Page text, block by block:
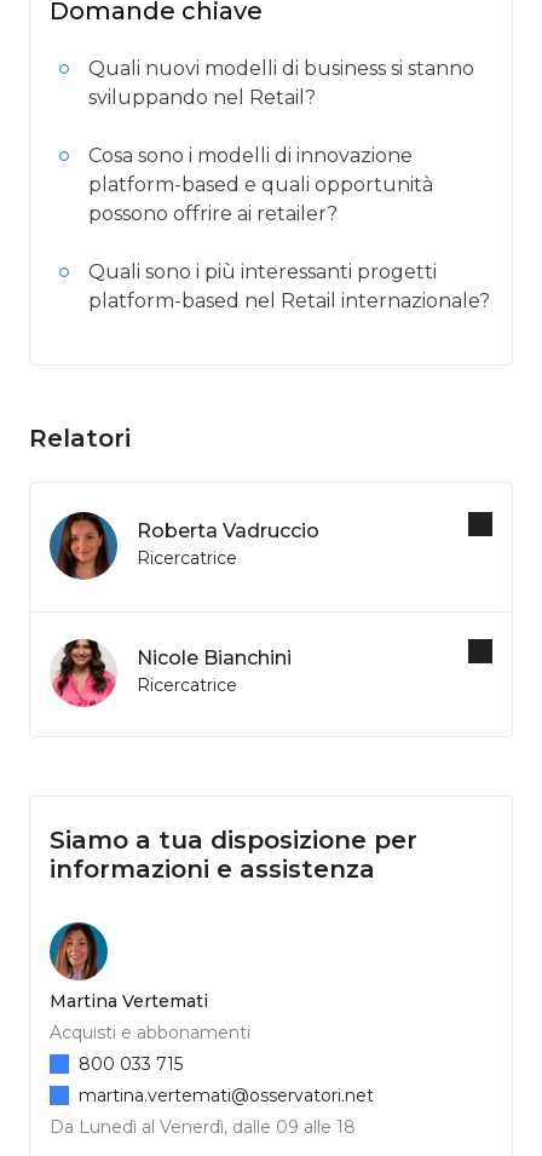
Domande chiave
Quali nuovi modelli di business si stanno
sviluppando nel Retail?
Cosa sono i modelli di innovazione
platform-based e quali opportunità
possono offrire ai retailer?
Quali sono i più interessanti progetti
platform-based nel Retail internazionale?
Relatori
Roberta Vadruccio
Ricercatrice
Nicole Bianchini
Ricercatrice
Siamo a tua disposizione per
informazioni e assistenza
Martina Vertemati
Acquisti e abbonamenti
Da Lunedì al Venerdì, dalle 09 alle 18
800 033 715
martina.vertemati@osservatori.net